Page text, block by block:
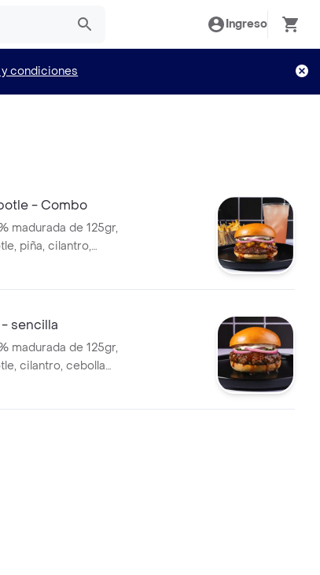
Ingreso
condiciones
- Combo
madurada de 125gr,
piña, cilantro,
de ajo y pan
sencilla
madurada de 125gr,
cilantro, cebolla
y pan brioche